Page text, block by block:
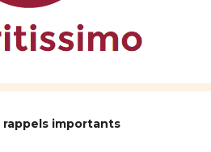
rappels importants